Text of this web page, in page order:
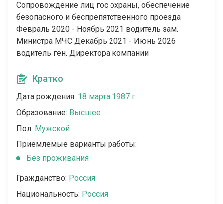
Сопровождение лиц гос охраны, обеспечение
безопасного и беспрепятственного проезда
Февраль 2020 - Ноябрь 2021 водитель зам.
Министра МЧС Декабрь 2021 - Июнь 2026
водитель ген. Директора компании
Кратко
Дата рождения: 18 марта 1987 г.
Образование: Высшее
Пол: Мужской
Приемлемые варианты работы:
Без проживания
Гражданство: Россия
Национальность: Россия